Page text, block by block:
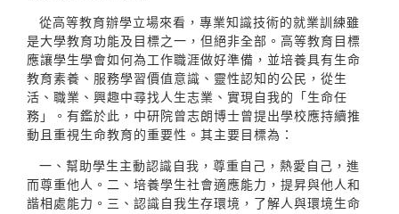
從高等教育辦學立場來看，專業知識技術的就業訓練雖
是大學教育功能及目標之一，但絕非全部。高等教育目標
應讓學生學會如何為工作職涯做好準備，並培養具有生命
教育素養、服務學習價值意識、靈性認知的公民，從生
活、職業、興趣中尋找人生志業、實現自我的「生命任
務」。有鑑於此，中研院曾志朗博士曾提出學校應持續推
動且重視生命教育的重要性。其主要目標為：
一、幫助學生主動認識自我，尊重自己，熱愛自己，進
而尊重他人。二、培養學生社會適應能力，提昇與他人和
諧相處能力。三、認識自我生存環境，了解人與環境生命